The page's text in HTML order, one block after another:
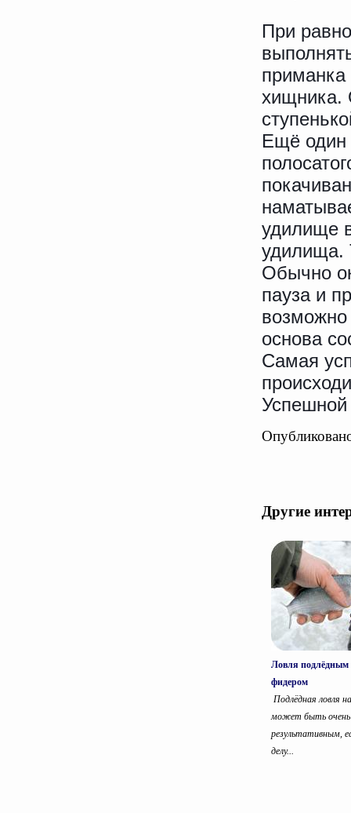
При
приманка
хищника.
Ещё один
удилище
удилища.
Обычно
пауза и
возможно
основа
Самая
Другие
Ловля подлёдным
фидером
Подлёдная ловля
может быть очень
результативным,
делу...